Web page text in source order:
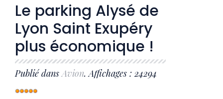
Le parking Alysé de
Lyon Saint Exupéry
plus économique !
Publié dansAvion. Affichages : 24294
Vote